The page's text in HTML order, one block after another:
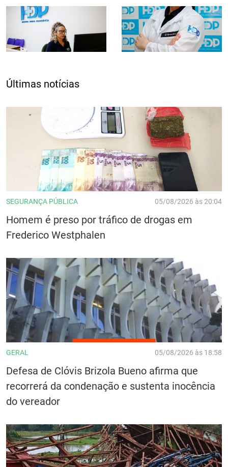
Últimas notícias
SEGURANÇA PÚBLICA 05/08/2026 às 20:04
Homem é preso por tráfico de drogas em
Frederico Westphalen
GERAL 05/08/2026 às 18:58
Defesa de Clóvis Brizola Bueno afirma que
recorrerá da condenação e sustenta inocência
do vereador